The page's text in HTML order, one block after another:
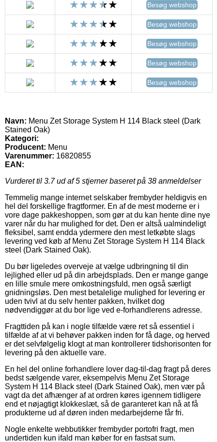
Besøg webshop
Besøg webshop
Besøg webshop
Besøg webshop
Besøg webshop
Navn: Menu Zet Storage System H 114 Black steel (Dark
Stained Oak)
Kategori:
Producent: Menu
Varenummer: 16820855
EAN:
Vurderet til 3.7ud af 5 stjerner baseret på 38 anmeldelser
Temmelig mange internet selskaber frembyder heldigvis en
hel del forskellige fragtformer. En af de mest moderne er i
vore dage pakkeshoppen, som gør at du kan hente dine nye
varer når du har mulighed for det. Den er altså ualmindeligt
fleksibel, samt endda ydermere den mest letkøbte slags
levering ved køb af Menu Zet Storage System H 114 Black
steel (Dark Stained Oak).
Du bør ligeledes overveje at vælge udbringning til din
lejlighed eller ud på din arbejdsplads. Den er mange gange
en lille smule mere omkostningsfuld, men også særligt
gnidningsløs. Den mest betalelige mulighed for levering er
uden tvivl at du selv henter pakken, hvilket dog
nødvendiggør at du bor lige ved e-forhandlerens adresse.
Fragttiden på kan i nogle tilfælde være ret så essentiel i
tilfælde af at vi behøver pakken inden for få dage, og herved
er det selvfølgelig klogt at man kontrollerer tidshorisonten for
levering på den aktuelle vare.
En hel del online forhandlere lover dag-til-dag fragt på deres
bedst sælgende varer, eksempelvis Menu Zet Storage
System H 114 Black steel (Dark Stained Oak), men vær på
vagt da det afhænger af at ordren køres igennem tidligere
end et nøjagtigt klokkeslæt, så de garanteret kan nå at få
produkterne ud af døren inden medarbejderne får fri.
Nogle enkelte webbutikker frembyder portofri fragt, men
undertiden kun ifald man køber for en fastsat sum.